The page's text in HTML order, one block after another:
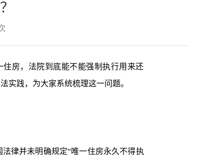
房，法院到底能不能强制执行用来还
实践，为大家系统梳理这一问题。
律并未明确规定“唯一住房永久不得执